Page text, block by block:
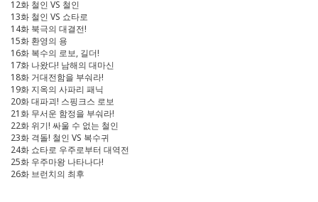
12화 철인 VS 철인
13화 철인 VS 쇼타로
14화 북극의 대결전!
15화 환영의 용
16화 복수의 로보, 길더!
17화 나왔다! 남해의 대마신
18화 거대전함을 부숴라!
19화 지옥의 사파리 패닉
20화 대파괴! 스핑크스 로보
21화 무서운 함정을 부숴라!
22화 위기! 싸울 수 없는 철인
23화 격돌! 철인 VS 복수귀
24화 쇼타로 우주로부터 대역전
25화 우주마왕 나타나다!
26화 브런치의 최후